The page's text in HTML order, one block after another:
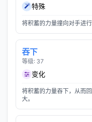
特殊
将积蓄的力量撞向对手进
吞下
等级: 37
变化
将积蓄的力量吞下，从而
大。